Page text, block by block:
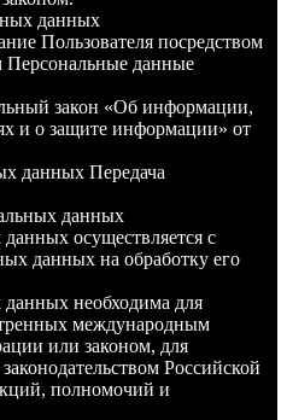
данных
Пользователя посредством
Персональные данные
закон «Об информации,
и о защите информации» от
данных Передача
данных
осуществляется с
данных на обработку его
необходима для
международным
или законом, для
Российской
полномочий и